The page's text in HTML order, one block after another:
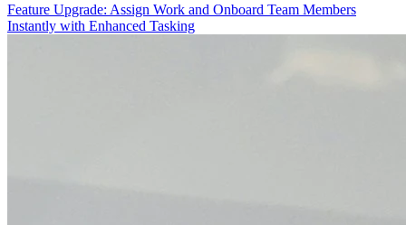
Feature Upgrade: Assign Work and Onboard Team Members
Instantly with Enhanced Tasking